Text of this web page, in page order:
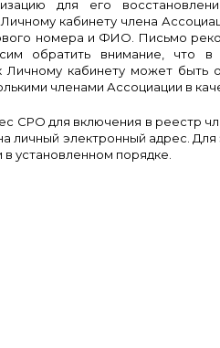
для его
кабинету члена
номера и ФИО. Письмо
обратить внимание, что в
Личному кабинету может быть
членами Ассоциации в
СРО для включения в реестр
личный электронный адрес.
установленном порядке.